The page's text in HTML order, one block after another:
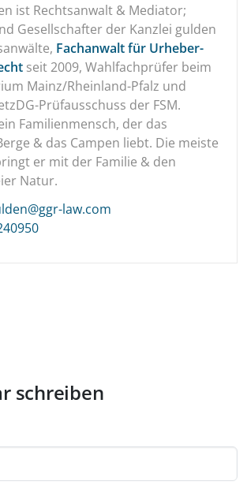
ist Rechtsanwalt & Mediator;
Gesellschafter der Kanzlei gulden
Fachanwalt für Urheber-
seit 2009, Wahlfachprüfer beim
Mainz/Rheinland-Pfalz und
Prüfausschuss der FSM.
Familienmensch, der das
& das Campen liebt. Die meiste
er mit der Familie & den
Natur.
law.com
schreiben